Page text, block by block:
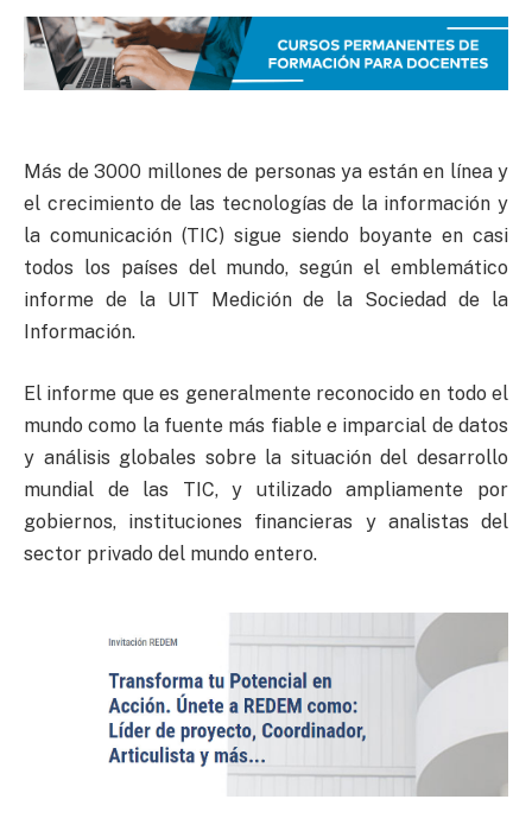
Más de 3000 millones de personas ya están en línea y
el crecimiento de las tecnologías de la información y
la comunicación (TIC) sigue siendo boyante en casi
todos los países del mundo, según el emblemático
informe de la UIT Medición de la Sociedad de la
Información.
El informe que es generalmente reconocido en todo el
mundo como la fuente más fiable e imparcial de datos
y análisis globales sobre la situación del desarrollo
mundial de las TIC, y utilizado ampliamente por
gobiernos, instituciones financieras y analistas del
sector privado del mundo entero.